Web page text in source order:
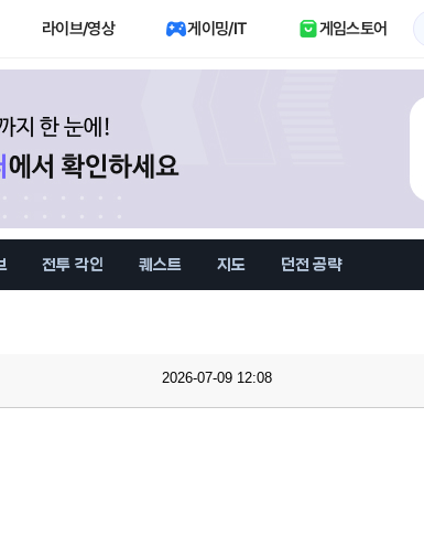
라이브/영상 게이밍/IT 게임스토어
전투 각인 퀘스트 지도 던전 공략
2026-07-09 12:08